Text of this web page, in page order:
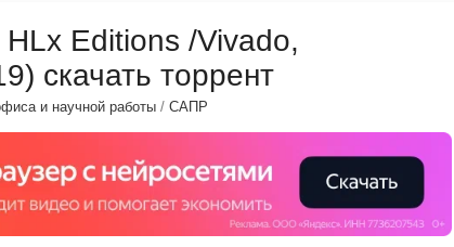
Editions /Vivado,
скачать торрент
и научной работы / САПР